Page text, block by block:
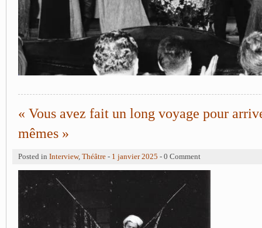
« Vous avez fait un long voyage pour
mêmes »
Posted in Interview, Théâtre - 1 janvier 2025 - 0 Comment